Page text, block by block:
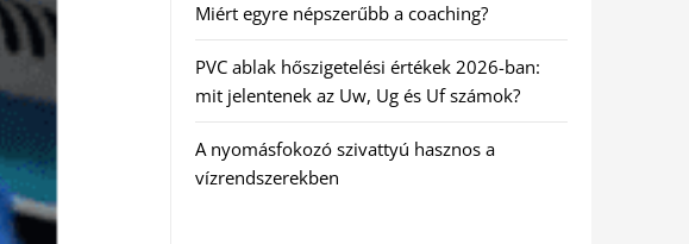
Miért egyre népszerűbb a coaching?
PVC ablak hőszigetelési értékek 2026-ban:
mit jelentenek az Uw, Ug és Uf számok?
A nyomásfokozó szivattyú hasznos a
vízrendszerekben